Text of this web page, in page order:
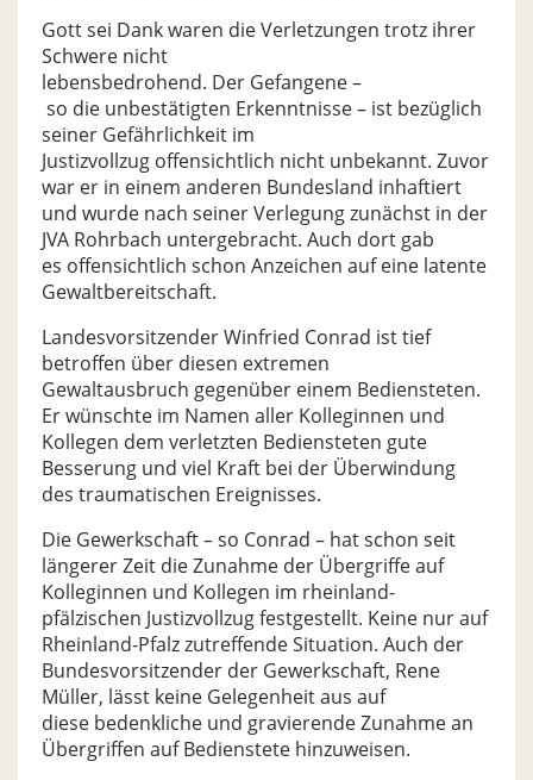
Gott sei Dank waren die Verletzungen trotz ihrer
Schwere nicht
lebensbedrohend. Der Gefangene –
so die unbestätigten Erkenntnisse – ist bezüglich
seiner Gefährlichkeit im
Justizvollzug offensichtlich nicht unbekannt. Zuvor
war er in einem anderen Bundesland inhaftiert
und wurde nach seiner Verlegung zunächst in der
JVA Rohrbach untergebracht. Auch dort gab
es offensichtlich schon Anzeichen auf eine latente
Gewaltbereitschaft.
Landesvorsitzender Winfried Conrad ist tief
betroffen über diesen extremen
Gewaltausbruch gegenüber einem Bediensteten.
Er wünschte im Namen aller Kolleginnen und
Kollegen dem verletzten Bediensteten gute
Besserung und viel Kraft bei der Überwindung
des traumatischen Ereignisses.
Die Gewerkschaft – so Conrad – hat schon seit
längerer Zeit die Zunahme der Übergriffe auf
Kolleginnen und Kollegen im rheinland-
pfälzischen Justizvollzug festgestellt. Keine nur auf
Rheinland-Pfalz zutreffende Situation. Auch der
Bundesvorsitzender der Gewerkschaft, Rene
Müller, lässt keine Gelegenheit aus auf
diese bedenkliche und gravierende Zunahme an
Übergriffen auf Bedienstete hinzuweisen.